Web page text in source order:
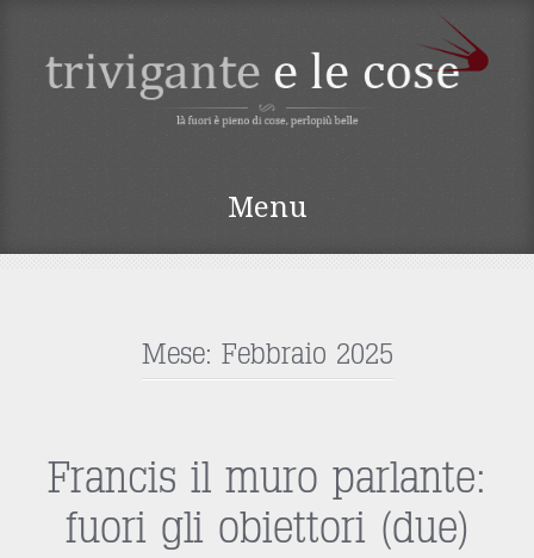
TRIVIGANTE E LE
Menu
Mese: Febbraio 2025
Francis il muro parlante:
fuori gli obiettori (due)